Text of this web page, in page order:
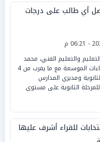
أي طالب على درجات
والتعليم الفني، محمد
عبد اللطيف، عدد من اللقاءات الموسعة مع ما يقرب من 4
ومديري المدارس
الثانوية على مستوى
للقراء أشرف عليها